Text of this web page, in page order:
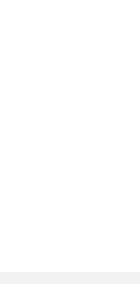
см.
в оттенке “хакки” 80 см.
в оттенке “черный” 80 см.
70 см.